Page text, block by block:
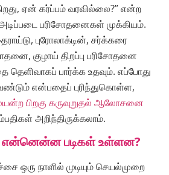
ஏன் கர்ப்பம் வரவில்லை?” என்ற
பரிசோதனைகள் முக்கியம்.
புரோலாக்டின், சர்க்கரை
குழாய் திறப்பு பரிசோதனை
பார்க்க உதவும். எப்போது
என்பதைப் புரிந்துகொள்ள,
பிறகு கருவுறுதல் ஆலோசனை
அறிந்திருக்கலாம்.
என்னென்ன படிகள் உள்ளன?
ஒரு நாளில் முடியும் செயல்முறை